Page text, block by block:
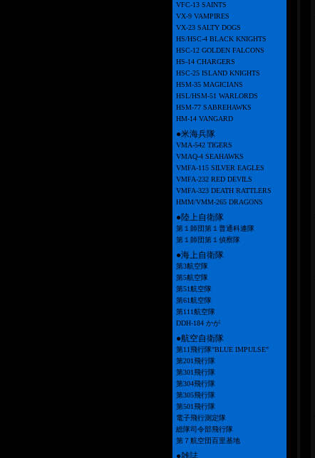
VFC-13 SAINTS
VX-9 VAMPIRES
VX-23 SALTY DOGS
HS/HSC-4 BLACK KNIGHTS
HSC-12 GOLDEN FALCONS
HS-14 CHARGERS
HSC-25 ISLAND KNIGHTS
HSM-35 MAGICIANS
HSL/HSM-51 WARLORDS
HSM-77 SABREHAWKS
HM-14 VANGARD
●米海兵隊
VMA-542 TIGERS
VMAQ-4 SEAHAWKS
VMFA-115 SILVER EAGLES
VMFA-232 RED DEVILS
VMFA-323 DEATH RATTLERS
HMM/VMM-265 DRAGONS
●陸上自衛隊
第１師団第１普通科連隊
第１師団第１偵察隊
●海上自衛隊
第3航空隊
第5航空隊
第51航空隊
第61航空隊
第111航空隊
DDH-184 かが
●航空自衛隊
第11飛行隊"BLUE IMPULSE"
第201飛行隊
第301飛行隊
第304飛行隊
第305飛行隊
第501飛行隊
電子飛行測定隊
総隊司令部飛行隊
第７航空団百里基地
●雑誌